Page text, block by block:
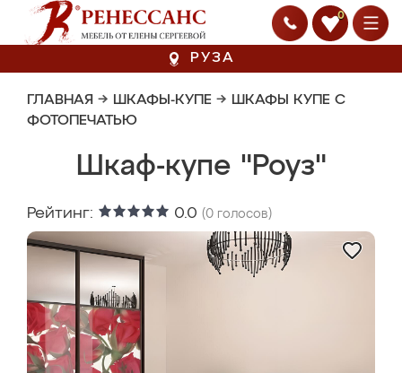
0
РУЗА
ГЛАВНАЯ → ШКАФЫ-КУПЕ → ШКАФЫ КУПЕ С
ФОТОПЕЧАТЬЮ
Шкаф-купе "Роуз"
Рейтинг: 0.0 (0 голосов)